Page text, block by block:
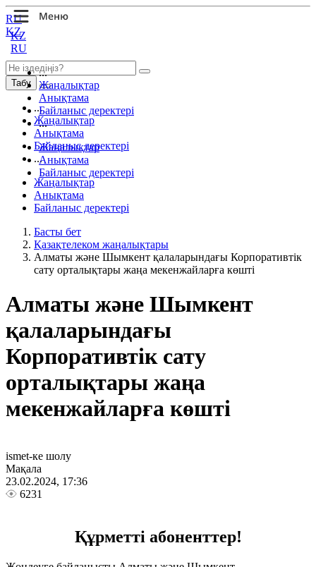
KZ
RU
...
Жаңалықтар
Анықтама
Байланыс деректері
...
Жаңалықтар
Анықтама
Байланыс деректері
RU
KZ
Табу
...
Жаңалықтар
Анықтама
Байланыс деректері
...
Жаңалықтар
Анықтама
Байланыс деректері
Басты бет
Қазақтелеком жаңалықтары
Алматы және Шымкент қалаларындағы Корпоративтік
сату орталықтары жаңа мекенжайларға көшті
Алматы және Шымкент
қалаларындағы
Корпоративтік сату
орталықтары жаңа
мекенжайларға көшті
ismet-ке шолу
Мақала
23.02.2024, 17:36
6231
Құрметті абоненттер!